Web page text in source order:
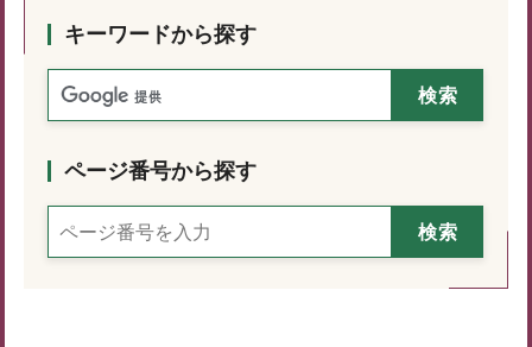
キーワードから探す
ページ番号から探す